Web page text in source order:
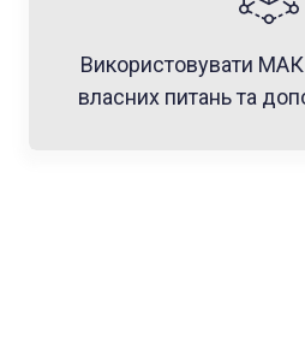
Використовувати
власних питань та